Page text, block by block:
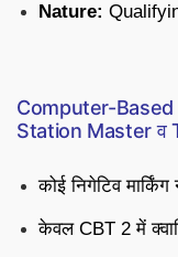
Nature:
Computer-
Station Master व
कोई निगेटिव मार्किंग
केवल CBT 2 में